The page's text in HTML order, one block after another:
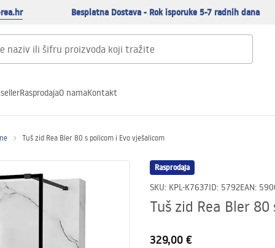
Besplatna Dostava - Rok isporuke 5-7 radnih dana
RasprodajaO namaKontakt
Tuš zid Rea Bler 80 s policom i Evo vješalicom
Rasprodaja
SKU: KPL-K7637ID: 5792EAN:
Tuš zid Rea Bler
329,00 €